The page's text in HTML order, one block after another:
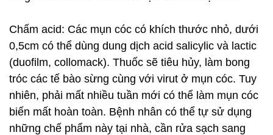
Chấm acid: Các mụn cóc có khích thước nhỏ, dưới
0,5cm có thể dùng dung dịch acid salicylic và lactic
(duofilm, collomack). Thuốc sẽ tiêu hủy, làm bong
tróc các tế bào sừng cùng với virut ở mụn cóc. Tuy
nhiên, phải mất nhiều tuần mới có thể làm mụn cóc
biến mất hoàn toàn. Bệnh nhân có thể tự sử dụng
những chế phẩm này tại nhà, cần rửa sạch sang